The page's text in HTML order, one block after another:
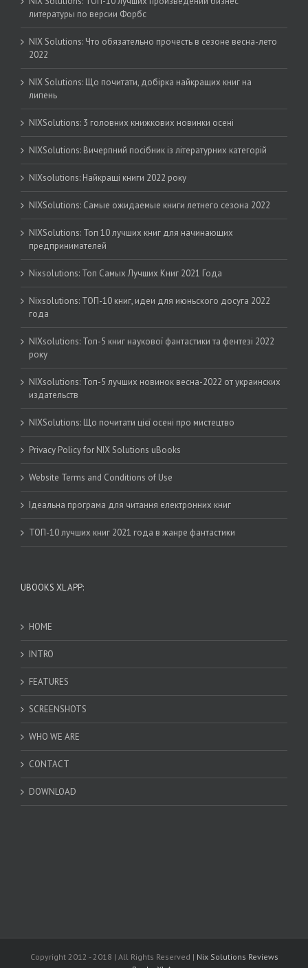
литературы по версии Форбс
NIX Solutions: Что обязательно прочесть в сезоне весна-лето
2022
NIX Solutions: Що почитати, добірка найкращих книг на
липень
NIXSolutions: 3 головних книжкових новинки осені
NIXSolutions: Вичерпний посібник із літературних категорій
NIXsolutions: Найкращі книги 2022 року
NIXSolutions: Самые ожидаемые книги летнего сезона 2022
NIXSolutions: Топ 10 лучших книг для начинающих
предпринимателей
Nixsolutions: Топ Самых Лучших Книг 2021 Года
Nixsolutions: ТОП-10 книг, идеи для июньского досуга 2022
года
NIXsolutions: Топ-5 книг наукової фантастики та фентезі 2022
року
NIXsolutions: Топ-5 лучших новинок весна-2022 от украинских
издательств
NIXSolutions: Що почитати цієї осені про мистецтво
Privacy Policy for NIX Solutions uBooks
Website Terms and Conditions of Use
Ідеальна програма для читання електронних книг
ТОП-10 лучших книг 2021 года в жанре фантастики
UBOOKS XL APP:
HOME
INTRO
FEATURES
SCREENSHOTS
WHO WE ARE
CONTACT
DOWNLOAD
Copyright 2012 - 2018 | All Rights Reserved | Nix Solutions Reviews